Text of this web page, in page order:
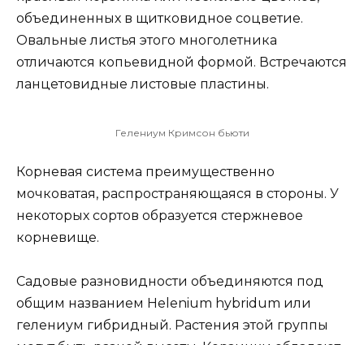
объединенных в щитковидное соцветие.
Овальные листья этого многолетника
отличаются копьевидной формой. Встречаются
ланцетовидные листовые пластины.
Гелениум Кримсон бьюти
Корневая система преимущественно
мочковатая, распространяющаяся в стороны. У
некоторых сортов образуется стержневое
корневище.
Садовые разновидности объединяются под
общим названием Helenium hybridum или
гелениум гибридный. Растения этой группы